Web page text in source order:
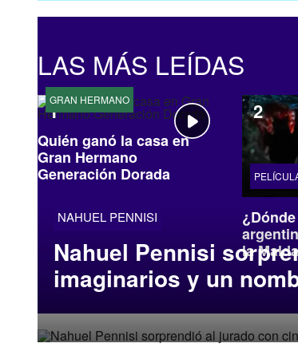
LAS MÁS LEÍDAS
GRAN HERMANO
Quién ganó la casa en
Gran Hermano
Generación Dorada
la
NAHUEL PENNISI
Nahuel Pennisi
imaginarios y un